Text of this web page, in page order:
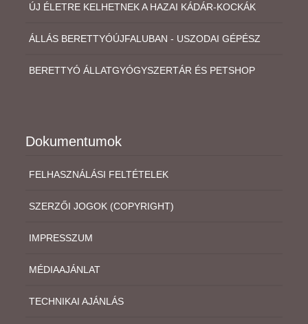
ÚJ ÉLETRE KELHETNEK A HAZAI KÁDÁR-KOCKÁK
ÁLLÁS BERETTYÓÚJFALUBAN - USZODAI GÉPÉSZ
BERETTYÓ ÁLLATGYÓGYSZERTÁR ÉS PETSHOP
Dokumentumok
FELHASZNÁLÁSI FELTÉTELEK
SZERZŐI JOGOK (COPYRIGHT)
IMPRESSZUM
MÉDIAAJÁNLAT
TECHNIKAI AJÁNLÁS